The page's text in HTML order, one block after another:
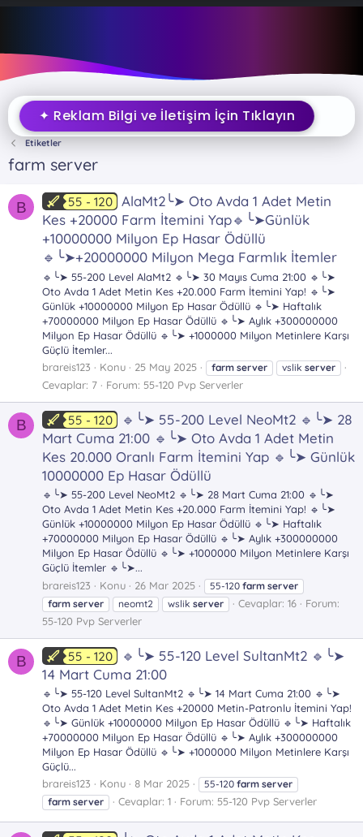
✦ Reklam Bilgi ve İletişim İçin Tıklayın
Etiketler
farm server
B 55 - 120 AlaMt2╰➤ Oto Avda 1 Adet Metin
Kes +20000 Farm İtemini Yap🔹╰➤Günlük
+10000000 Milyon Ep Hasar Ödüllü
🔹╰➤+20000000 Milyon Mega Farmlık İtemler
🔹╰➤ 55-200 Level AlaMt2 🔹╰➤ 30 Mayıs Cuma 21:00 🔹╰➤
Oto Avda 1 Adet Metin Kes +20.000 Farm İtemini Yap! 🔹╰➤
Günlük +10000000 Milyon Ep Hasar Ödüllü 🔹╰➤ Haftalık
+70000000 Milyon Ep Hasar Ödüllü 🔹╰➤ Aylık +300000000
Milyon Ep Hasar Ödüllü 🔹╰➤ +1000000 Milyon Metinlere Karşı
Güçlü İtemler...
brareis123
Konu 25 May 2025 farm server vslik server
Cevaplar: 7 Forum: 55-120 Pvp Serverler
B 55 - 120
🔹╰➤ 55-200 Level NeoMt2 🔹╰➤ 28
Mart Cuma 21:00 🔹╰➤ Oto Avda 1 Adet Metin
Kes 20.000 Oranlı Farm İtemini Yap 🔹╰➤ Günlük
10000000 Ep Hasar Ödüllü
🔹╰➤ 55-200 Level NeoMt2 🔹╰➤ 28 Mart Cuma 21:00 🔹╰➤
Oto Avda 1 Adet Metin Kes +20.000 Farm İtemini Yap! 🔹╰➤
Günlük +10000000 Milyon Ep Hasar Ödüllü 🔹╰➤ Haftalık
+70000000 Milyon Ep Hasar Ödüllü 🔹╰➤ Aylık +300000000
Milyon Ep Hasar Ödüllü 🔹╰➤ +1000000 Milyon Metinlere Karşı
Güçlü İtemler 🔹╰➤...
brareis123
Konu 26 Mar 2025 55-120 farm server
farm server neomt2 wslik server Cevaplar: 16
Forum:
55-120 Pvp Serverler
B 55 - 120
🔹╰➤ 55-120 Level SultanMt2 🔹╰➤
14 Mart Cuma 21:00
🔹╰➤ 55-120 Level SultanMt2 🔹╰➤ 14 Mart Cuma 21:00 🔹╰➤
Oto Avda 1 Adet Metin Kes +20000 Metin-Patronlu İtemini Yap!
🔹╰➤ Günlük +10000000 Milyon Ep Hasar Ödüllü 🔹╰➤ Haftalık
+70000000 Milyon Ep Hasar Ödüllü 🔹╰➤ Aylık +300000000
Milyon Ep Hasar Ödüllü 🔹╰➤ +1000000 Milyon Metinlere Karşı
Güçlü...
brareis123
Konu 8 Mar 2025 55-120 farm server
farm server Cevaplar: 1 Forum: 55-120 Pvp Serverler